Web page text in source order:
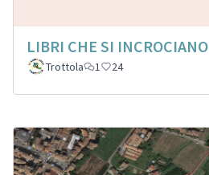
LIBRI CHE SI INCROCIANO
Trottola
1 24